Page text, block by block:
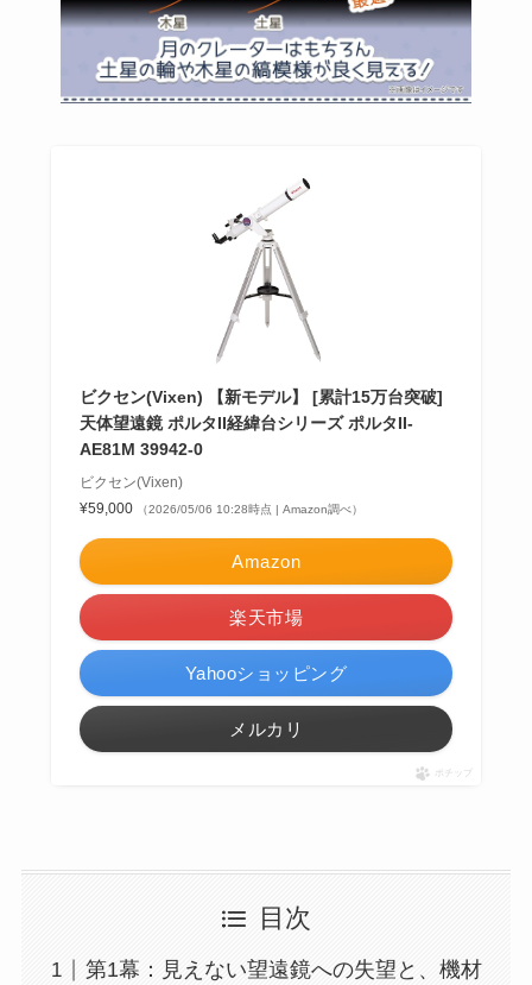
ビクセン(Vixen) 【新モデル】 [累計15万台突破]
天体望遠鏡 ポルタII経緯台シリーズ ポルタII-
AE81M 39942-0
ビクセン(Vixen)
¥59,000
（2026/05/06 10:28時点 | Amazon調べ）
Amazon
楽天市場
Yahooショッピング
メルカリ
ポチップ
目次
第1幕：見えない望遠鏡への失望と、機材